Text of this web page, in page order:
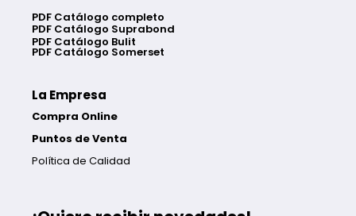
PDF Catálogo completo
PDF Catálogo Suprabond
PDF Catálogo Bulit
PDF Catálogo Somerset
La Empresa
Compra Online
Puntos de Venta
Política de Calidad